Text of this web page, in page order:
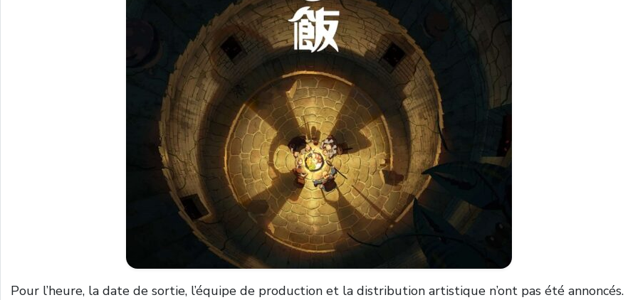
Pour l’heure, la date de sortie, l’équipe de production et la distribution artistique n’ont pas été annoncés.